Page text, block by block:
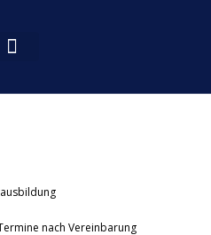
nach Vereinbarung